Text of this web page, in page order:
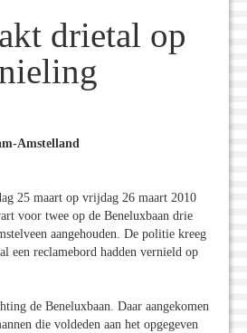
drietal op
Amstelland
25 maart op vrijdag 26 maart 2010
voor twee op de Beneluxbaan drie
aangehouden. De politie kreeg
een reclamebord hadden vernield op
de Beneluxbaan. Daar aangekomen
die voldeden aan het opgegeven